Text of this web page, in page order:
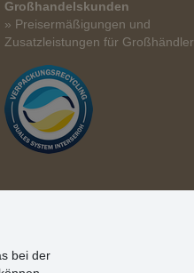
Großhandelskunden
» Preisermäßigungen und
Zusatzleistungen für Großhändler
bei der